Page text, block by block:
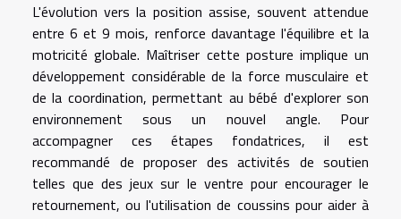
L'évolution vers la position assise, souvent attendue
entre 6 et 9 mois, renforce davantage l'équilibre et la
motricité globale. Maîtriser cette posture implique un
développement considérable de la force musculaire et
de la coordination, permettant au bébé d'explorer son
environnement sous un nouvel angle. Pour
accompagner ces étapes fondatrices, il est
recommandé de proposer des activités de soutien
telles que des jeux sur le ventre pour encourager le
retournement, ou l'utilisation de coussins pour aider à